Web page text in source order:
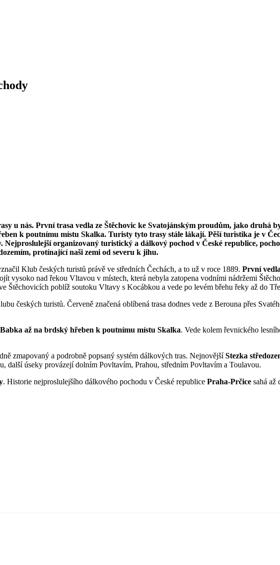
u nás. První trasa vedla ze Štěchovic ke Svatojánským proudům, jako druhá
k poutnímu místu Skalka. Turisty tyto trasy stále lákají. Pěší turistika je v
organizovaný turistický a dálkový pochod v České republice,
protínající naši zemi od severu k jihu.
Klub českých turistů právě ve středních Čechách, a to už v roce 1889. První
vysoko nad řekou Vltavou v místech, která nebyla zatopena vodními nádržemi
Štěchovicích poblíž soutoku Vltavy s Kocábkou a vede po levém břehu řeky až do
českých turistů. Červeně značená oblíbená trasa dodnes vede z Berouna přes
až na brdský hřeben k poutnímu místu Skalka. Vede kolem řevnického
zmapovaný a podrobně popsaný systém dálkových tras. NejnovějšíStezka
další úseky provázejí dolním Povltavím, Prahou, středním Povltavím a Toulavou.
. Historie nejproslulejšího dálkového pochodu v České republice Praha-Prčice sahá až